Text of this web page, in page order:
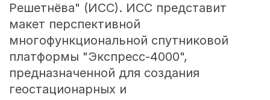
Решетнёва" (ИСС). ИСС представит
макет перспективной
многофункциональной спутниковой
платформы "Экспресс-4000",
предназначенной для создания
геостационарных и